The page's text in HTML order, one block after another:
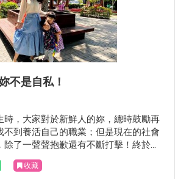
不是自私！
時，大家對於新鮮人的妳，總時鼓勵再
不到養活自己的職業；但是現在的社會
了一聲聲抱歉還有不斷打擊！終於，
標的工作，卻還得顧慮家人的想法、生
如果堅持出門工作，是不是太自私？
收藏